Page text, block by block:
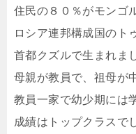
住民の８０％がモンゴ
ロシア連邦構成国のト
首都クズルで生まれま
母親が教員で、祖母が
教員一家で幼少期には
成績はトップクラスで